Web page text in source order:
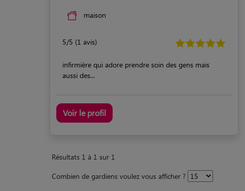
maison
5/5 (1 avis)
infirmière qui adore prendre soin des gens mais
aussi des...
Voir le profil
Résultats 1 à 1 sur 1
Combien de gardiens voulez vous afficher ?